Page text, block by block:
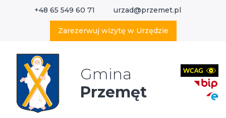
+48 65 549 60 71 urzad@przemet.pl
Zarezerwuj wizytę w Urzędzie
Gmina
Przemęt
Wyszukaj w serwisie